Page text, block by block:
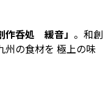
作呑処 緩音」 。和創
の食材を 極上の味